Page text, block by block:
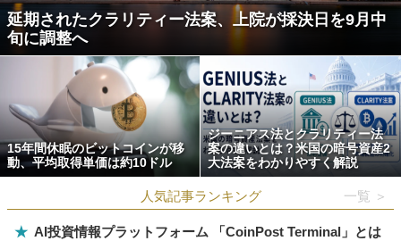
延期されたクラリティー法案、上院が採決日を9月中
旬に調整へ
15年間休眠のビットコインが移
動、平均取得単価は約10ドル
ジーニアス法とクラリティー法
案の違いとは？米国の暗号資産2
大法案をわかりやすく解説
人気記事ランキング 一覧 ＞
★ AI投資情報プラットフォーム 「CoinPost Terminal」とは